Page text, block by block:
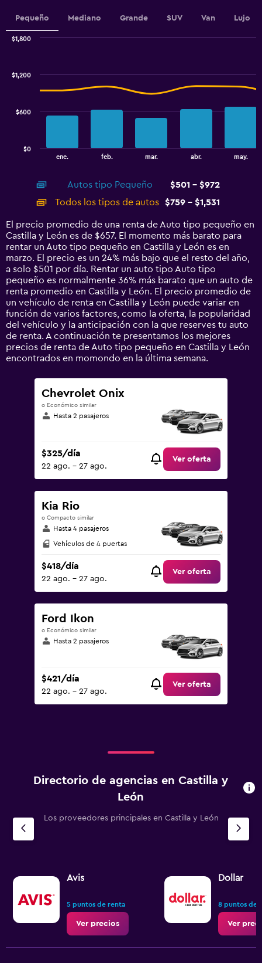
Range:
0
to
Pequeño Mediano Grande SUV Van Lujo
displaying
categories.
14
categories.
The
chart
has
1
Y
axis
displaying
values.
Range:
0
to
1800.
ene. feb. mar. abr. may.
$0
$600
$1,200
$1,800
Autos tipo Pequeño
$501 - $972
Todos los tipos de autos
$759 - $1,531
El precio promedio de una renta de Auto tipo pequeño en
Castilla y León es de $657. El momento más barato para
rentar un Auto tipo pequeño en Castilla y León es en
marzo. El precio es un 24% más bajo que el resto del año,
a solo $501 por día. Rentar un auto tipo Auto tipo
pequeño es normalmente 36% más barato que un auto de
renta promedio en Castilla y León. El precio promedio de
un vehículo de renta en Castilla y León puede variar en
función de varios factores, como la oferta, la popularidad
del vehículo y la anticipación con la que reserves tu auto
de renta. A continuación te presentamos los mejores
precios de renta de Auto tipo pequeño en Castilla y León
encontrados en momondo en la última semana.
Chevrolet Onix
o Económico similar
Hasta 2 pasajeros
$325/día
22 ago. - 27 ago.
Ver oferta
Kia Rio
o Compacto similar
Hasta 4 pasajeros
Vehículos de 4 puertas
$418/día
22 ago. - 27 ago.
Ver oferta
Ford Ikon
o Económico similar
Hasta 2 pasajeros
$421/día
22 ago. - 27 ago.
Ver oferta
Directorio de agencias en Castilla y
León
Los proveedores principales en Castilla y León
Avis
5 puntos de renta
Ver precios
Dollar
8 puntos de
Ver